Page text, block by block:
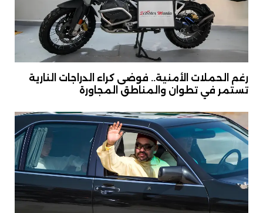
رغم الحملات الأمنية.. فوضى كراء الدراجات النارية
تستمر في تطوان والمناطق المجاورة